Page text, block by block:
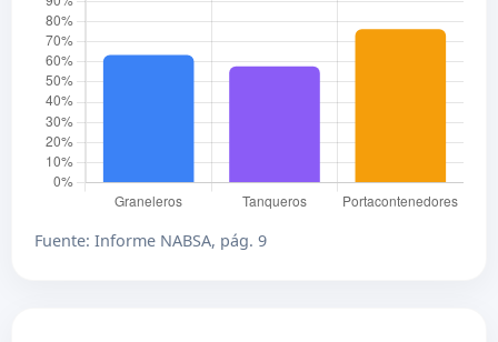
Fuente: Informe NABSA, pág. 9